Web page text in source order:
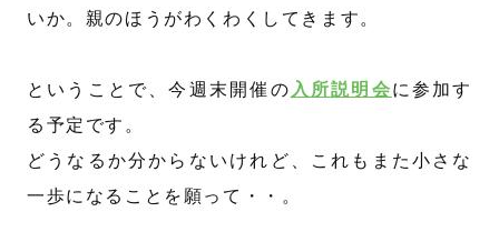
いか。親のほうがわくわくしてきます。
ということで、今週末開催の 入所説明会に参加す
る予定です。
どうなるか分からないけれど、これもまた小さな
一歩になることを願って・・。